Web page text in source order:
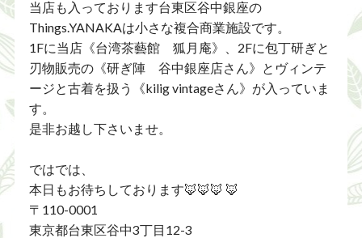
当店も入っております台東区谷中銀座の
Things.YANAKAは小さな複合商業施設です。
1Fに当店《台湾茶藝館 狐月庵》、2Fに包丁研ぎと
刃物販売の《研ぎ陣 谷中銀座店さん》とヴィンテ
ージと古着を扱う《kilig vintageさん》が入っていま
す。
是非お越し下さいませ。
ではでは、
本日もお待ちしております🦊🦊🦊 🦊
〒110-0001
東京都台東区谷中3丁目12-3